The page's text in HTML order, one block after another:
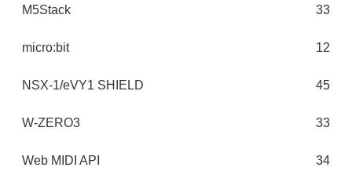
M5Stack 33
micro:bit 12
NSX-1/eVY1 SHIELD 45
W-ZERO3 33
Web MIDI API 34